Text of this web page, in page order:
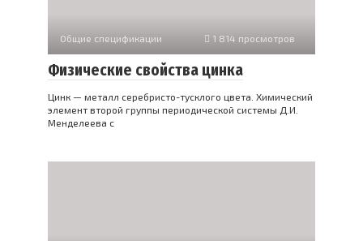
Общие спецификации 1 814 просмотров
Физические свойства цинка
Цинк — металл серебристо-тусклого цвета. Химический
элемент второй группы периодической системы Д.И.
Менделеева с